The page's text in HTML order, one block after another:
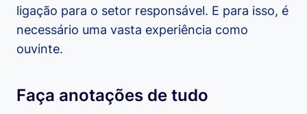
ligação para o setor responsável. E para isso, é
necessário uma vasta experiência como
ouvinte.
Faça anotações de tudo